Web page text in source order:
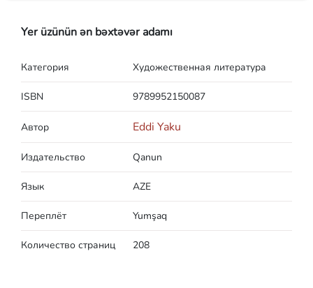
Yer üzünün ən bəxtəvər adamı
Категория Художественная литература
ISBN 9789952150087
Автор Eddi Yaku
Издательство Qanun
Язык AZE
Переплёт Yumşaq
Количество страниц 208